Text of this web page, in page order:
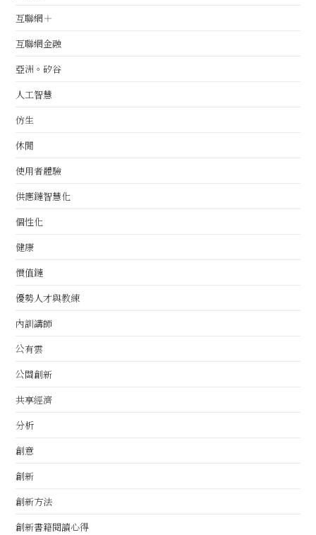
互聯網＋
互聯網金融
亞洲。矽谷
人工智慧
仿生
休閒
使用者體驗
供應鏈智慧化
個性化
健康
價值鏈
優勢人才與教練
內訓講師
公有雲
公關創新
共享經濟
分析
創意
創新
創新方法
創新書籍閱讀心得